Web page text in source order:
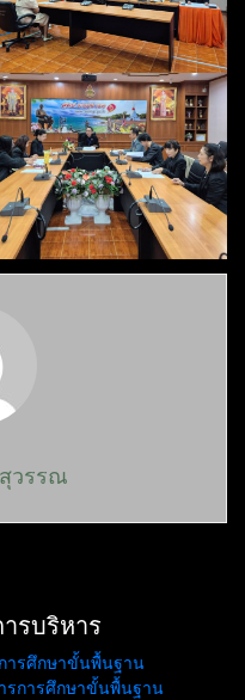
วรรณ
รบริหาร
ารศึกษาขั้นพื้นฐาน
รการศึกษาขั้นพื้นฐาน